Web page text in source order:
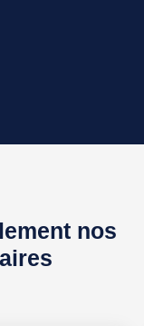
nos